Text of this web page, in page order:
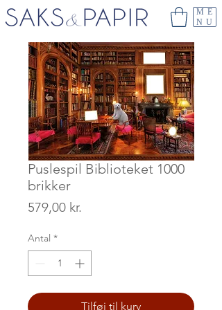
ME
NU
Puslespil Biblioteket 1000
brikker
579,00 kr.
Antal *
Tilføj til kurv